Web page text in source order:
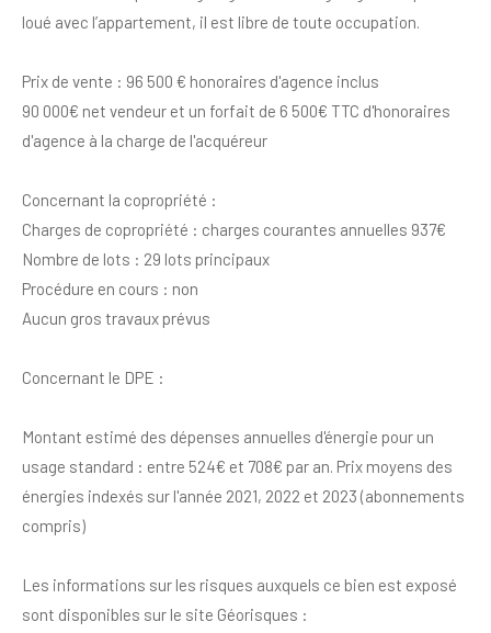
loué avec l’appartement, il est libre de toute occupation.
Prix de vente : 96 500 € honoraires d'agence inclus
90 000€ net vendeur et un forfait de 6 500€ TTC d'honoraires
d'agence à la charge de l'acquéreur
Concernant la copropriété :
Charges de copropriété : charges courantes annuelles 937€
Nombre de lots : 29 lots principaux
Procédure en cours : non
Aucun gros travaux prévus
Concernant le DPE :
Montant estimé des dépenses annuelles d'énergie pour un
usage standard : entre 524€ et 708€ par an. Prix moyens des
énergies indexés sur l'année 2021, 2022 et 2023 (abonnements
compris)
Les informations sur les risques auxquels ce bien est exposé
sont disponibles sur le site Géorisques :